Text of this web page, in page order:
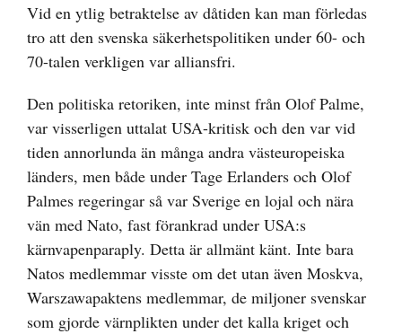
Vid en ytlig betraktelse av dåtiden kan man förledas
tro att den svenska säkerhetspolitiken under 60- och
70-talen verkligen var alliansfri.
Den politiska retoriken, inte minst från Olof Palme,
var visserligen uttalat USA-kritisk och den var vid
tiden annorlunda än många andra västeuropeiska
länders, men både under Tage Erlanders och Olof
Palmes regeringar så var Sverige en lojal och nära
vän med Nato, fast förankrad under USA:s
kärnvapenparaply. Detta är allmänt känt. Inte bara
Natos medlemmar visste om det utan även Moskva,
Warszawapaktens medlemmar, de miljoner svenskar
som gjorde värnplikten under det kalla kriget och